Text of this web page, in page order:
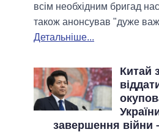
всім необхідним бригад
також анонсував "дуже
Детальніше...
Китай
завершення війни